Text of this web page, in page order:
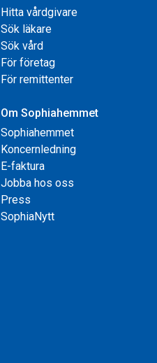
Hitta vårdgivare
Sök läkare
Sök vård
För företag
För remittenter
Om Sophiahemmet
Sophiahemmet
Koncernledning
E-faktura
Jobba hos oss
Press
SophiaNytt